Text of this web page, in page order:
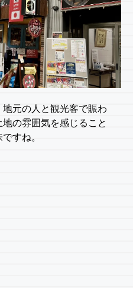
元の人と観光客で賑わ
の雰囲気を感じること
すね。